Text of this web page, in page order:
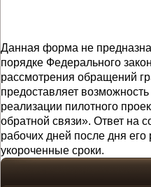
Данная форма не
порядке Федерального
рассмотрения обращений
предоставляет
реализации пилотного
обратной связи». Ответ на
рабочих дней после дня
укороченные сроки.